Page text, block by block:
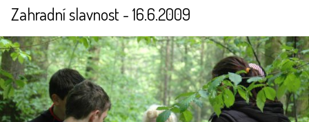
Zahradní slavnost - 16.6.2009